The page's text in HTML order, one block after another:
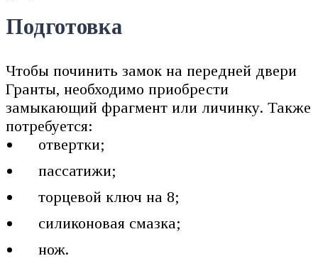
Подготовка
Чтобы починить замок на передней двери
Гранты, необходимо приобрести
замыкающий фрагмент или личинку. Также
потребуется:
отвертки;
пассатижи;
торцевой ключ на 8;
силиконовая смазка;
нож.